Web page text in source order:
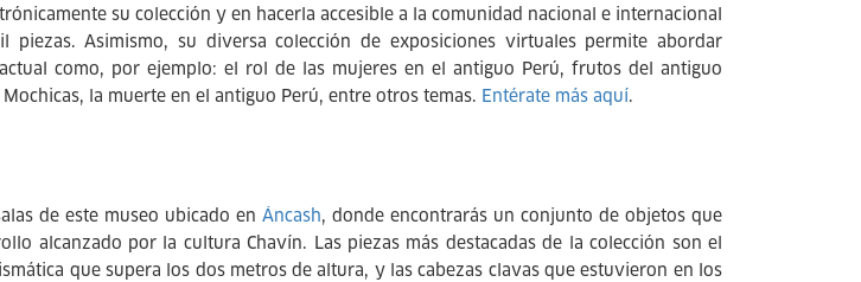
su colección y en hacerla accesible a la comunidad nacional e internacional
piezas. Asimismo, su diversa colección de exposiciones virtuales permite abordar
como, por ejemplo: el rol de las mujeres en el antiguo Perú, frutos del antiguo
la muerte en el antiguo Perú, entre otros temas. Entérate más aquí.
de este museo ubicado en Áncash, donde encontrarás un conjunto de objetos que
alcanzado por la cultura Chavín. Las piezas más destacadas de la colección son el
que supera los dos metros de altura, y las cabezas clavas que estuvieron en los